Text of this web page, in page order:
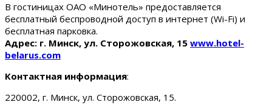
В гостиницах ОАО «Минотель» предоставляется
бесплатный беспроводной доступ в интернет (Wi-Fi) и
бесплатная парковка.
Адрес: г. Минск, ул. Сторожовская, 15 www.hotel-
belarus.com
Контактная информация:
220002, г. Минск, ул. Сторожовская, 15.